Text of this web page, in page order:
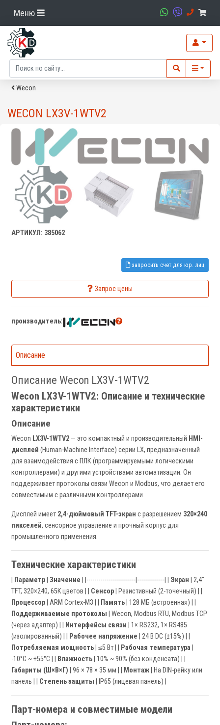
Меню
Wecon
WECON LX3V-1WTV2
АРТИКУЛ: 385062
запросить счет для юр. лиц
Запрос цены
производитель:
Описание
Описание Wecon LX3V-1WTV2
Wecon LX3V-1WTV2: Описание и технические
характеристики
Описание
Wecon LX3V-1WTV2 — это компактный и производительный HMI-
дисплей (Human-Machine Interface) серии LX, предназначенный
для взаимодействия с ПЛК (программируемыми логическими
контроллерами) и другими устройствами автоматизации. Он
поддерживает протоколы связи Wecon и Modbus, что делает его
совместимым с различными контроллерами.
Дисплей имеет 2,4-дюймовый TFT-экран с разрешением 320×240
пикселей, сенсорное управление и прочный корпус для
промышленного применения.
Технические характеристики
Параметр Значение | |-------------------------|--------------| | Экран | 2,4"
TFT, 320×240, 65K цветов | | Сенсор | Резистивный (2-точечный) | |
Процессор | ARM Cortex-M3 | | Память | 128 МБ (встроенная) | |
Поддерживаемые протоколы | Wecon, Modbus RTU, Modbus TCP
(через адаптер) | |
Интерфейсы связи | 1× RS232, 1× RS485
(изолированный) | |
Рабочее напряжение | 24 В DC (±15%) | |
Потребляемая мощность | ≤5 Вт | | Рабочая температура
-10°C ~ +55°C | |
Влажность | 10% ~ 90% (без конденсата) | |
Габариты (Ш×В×Г) | 96 × 78 × 35 мм | | Монтаж | На DIN-рейку или
панель | | Степень защиты | IP65 (лицевая панель) |
Парт-номера и совместимые модели